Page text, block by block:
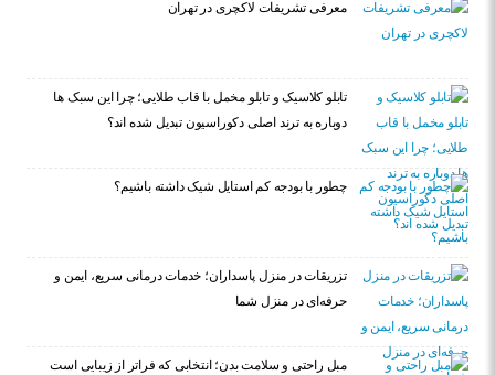
معرفی تشریفات لاکچری در تهران
تابلو کلاسیک و تابلو مخمل با قاب طلایی؛ چرا این سبک ها
دوباره به ترند اصلی دکوراسیون تبدیل شده اند؟
چطور با بودجه کم استایل شیک داشته باشیم؟
تزریقات در منزل پاسداران؛ خدمات درمانی سریع، ایمن و
حرفه‌ای در منزل شما
مبل راحتی و سلامت بدن؛ انتخابی که فراتر از زیبایی است